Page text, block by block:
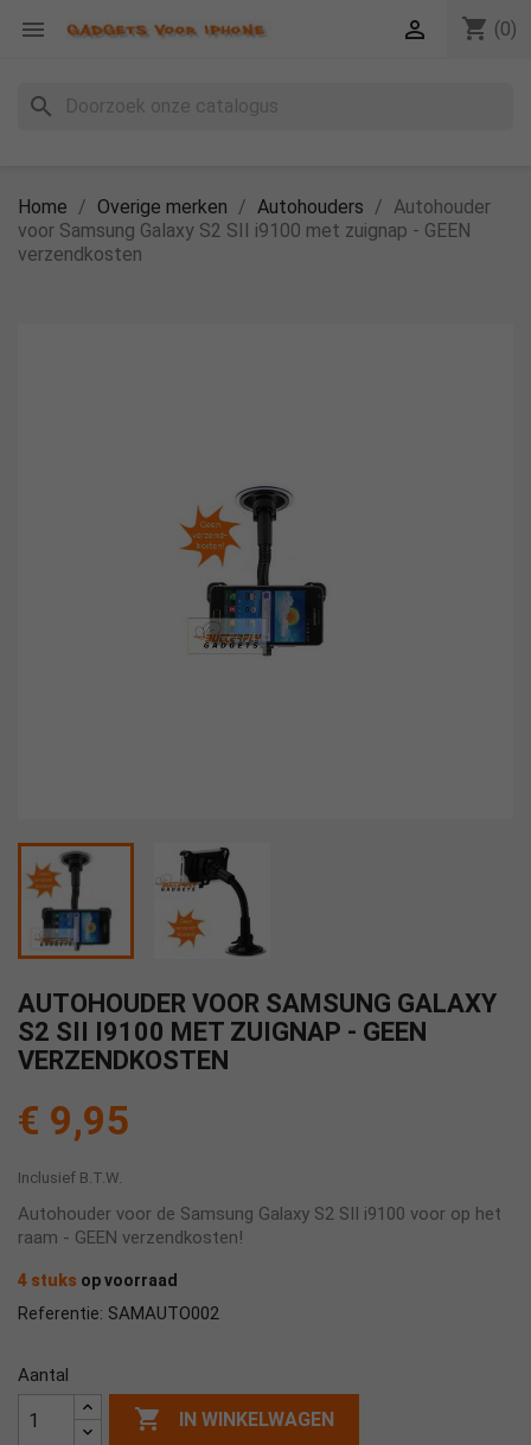
 shopping_cart (0)

search
Home Overige merken Autohouders
Autohouder
voor Samsung Galaxy S2 SII i9100 met zuignap - GEEN
verzendkosten
AUTOHOUDER VOOR SAMSUNG GALAXY
S2 SII I9100 MET ZUIGNAP - GEEN
VERZENDKOSTEN
€ 9,95
Inclusief B.T.W.
Autohouder voor de Samsung Galaxy S2 SII i9100 voor op het
raam - GEEN verzendkosten!
4 stuks op voorraad
Referentie: SAMAUTO002
Aantal
 IN WINKELWAGEN